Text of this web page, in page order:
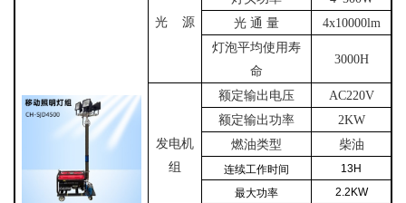
光 源
光 通 量
4x10000lm
灯泡平均使用寿
命
3000H
发电机
组
额定输出电压
AC220V
额定输出功率
2KW
燃油类型
柴油
连续工作时间
13H
最大功率
2.2KW